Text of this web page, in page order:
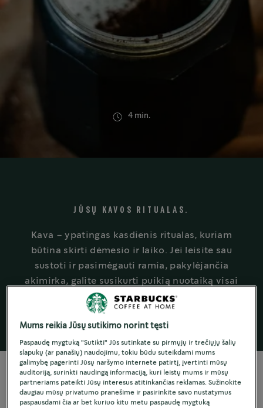
4 min.
JŪSŲ KAVOS RITUALAS.
Kava – ypatingas kasdienis ritualas, kuriam
būtina skirti dėmesio ir laiko. Jei leisite sau
sustoti ir pasimėgauti ramia, pakylėjančia
akimirka, galite susikurti puikią nuotaiką visai
dienai.
MAŽAS POKYTIS, DIDELIS POVEIKIS
Mums reikia Jūsų sutikimo norint tęsti
Paspaudę mygtuką "Sutikti" Jūs sutinkate su pirmųjų ir trečiųjų šalių
slapukų (ar panašių) naudojimu, tokiu būdu suteikdami mums
galimybę pagerinti Jūsų naršymo internete patirtį, įvertinti mūsų
auditoriją, surinkti naudingą informaciją, kuri leistų mums ir mūsų
partneriams pateikti Jūsų interesus atitinkančias reklamas. Sužinokite
daugiau mūsų privatumo pranešime ir pasirinkite savo nustatymus
paspausdami čia ar bet kuriuo kitu metu paspaudę mygtuką